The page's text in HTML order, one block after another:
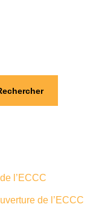
l’ECCC
de l’ECCC